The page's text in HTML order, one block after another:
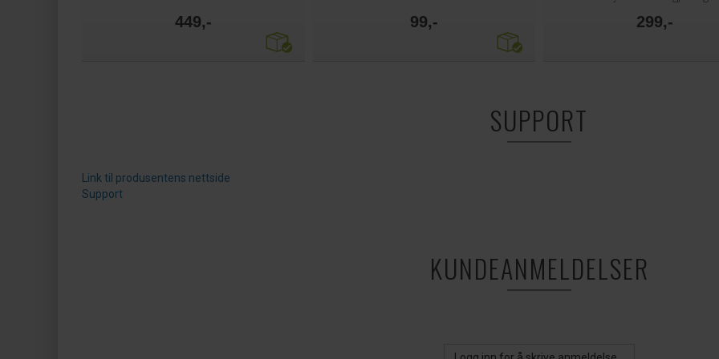
449,- 99,- 299,-
SUPPORT
Link til produsentens nettside
Support
KUNDEANMELDELSER